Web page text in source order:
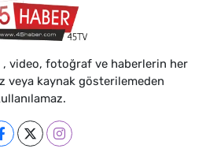
, video, fotoğraf ve haberlerin her
veya kaynak gösterilemeden